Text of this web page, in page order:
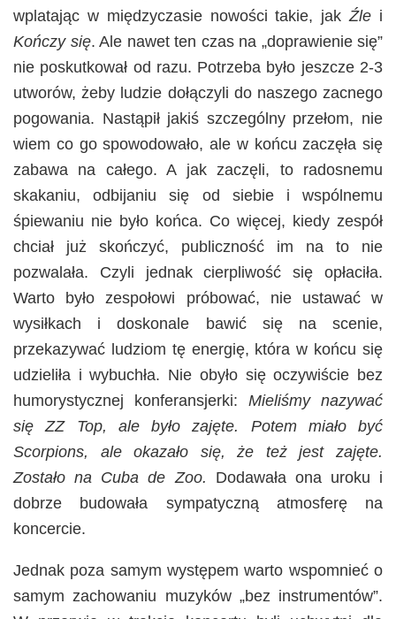
wplatając w międzyczasie nowości takie, jakŹle i
Kończy się. Ale nawet ten czas na „doprawienie się”
nie poskutkował od razu. Potrzeba było jeszcze 2-3
utworów, żeby ludzie dołączyli do naszego zacnego
pogowania. Nastąpił jakiś szczególny przełom, nie
wiem co go spowodowało, ale w końcu zaczęła się
zabawa na całego. A jak zaczęli, to radosnemu
skakaniu, odbijaniu się od siebie i wspólnemu
śpiewaniu nie było końca. Co więcej, kiedy zespół
chciał już skończyć, publiczność im na to nie
pozwalała. Czyli jednak cierpliwość się opłaciła.
Warto było zespołowi próbować, nie ustawać w
wysiłkach i doskonale bawić się na scenie,
przekazywać ludziom tę energię, która w końcu się
udzieliła i wybuchła. Nie obyło się oczywiście bez
humorystycznej konferansjerki: Mieliśmy nazywać
się ZZ Top, ale było zajęte. Potem miało być
Scorpions, ale okazało się, że też jest zajęte.
Zostało na Cuba de Zoo. Dodawała ona uroku i
dobrze budowała sympatyczną atmosferę na
koncercie.
Jednak poza samym występem warto wspomnieć o
samym zachowaniu muzyków „bez instrumentów”.